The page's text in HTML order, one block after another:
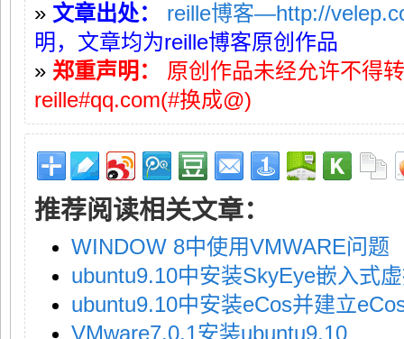
» 文章出处：
reille博客—http://
明，文章均为reille博客原创作品
» 郑重声明：
原创作品未经允许不得
reille#qq.com(#换成@)
推荐阅读相关文章：
WINDOW 8中使用VMWARE问题
ubuntu9.10中安装SkyEye嵌入式
ubuntu9.10中安装eCos并建立
VMware7.0.1安装ubuntu9.10